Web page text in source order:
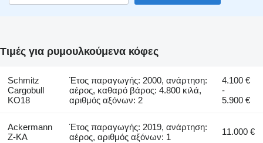
Τιμές για ρυμουλκούμενα κόφες
Schmitz
Cargobull
KO18
Έτος παραγωγής: 2000, ανάρτηση:
αέρος, καθαρό βάρος: 4.800 κιλά,
αριθμός αξόνων: 2
4.100 €
-
5.900 €
Ackermann
Z-KA
Έτος παραγωγής: 2019, ανάρτηση:
αέρος, αριθμός αξόνων: 1
11.000 €